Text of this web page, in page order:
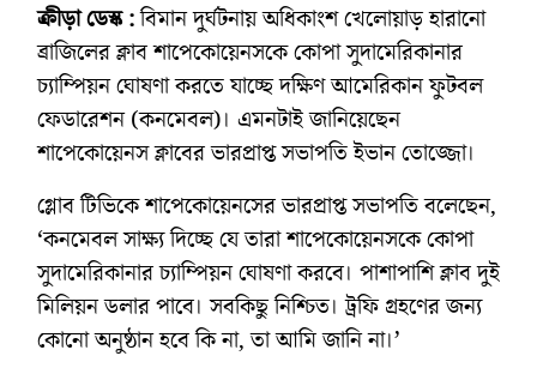
ক্রীড়া ডেস্ক :বিমান দুর্ঘটনায় অধিকাংশ খেলোয়াড় হারানো
ব্রাজিলের ক্লাব শাপেকোয়েনসকে কোপা সুদামেরিকানার
চ্যাম্পিয়ন ঘোষণা করতে যাচ্ছে দক্ষিণ আমেরিকান ফুটবল
ফেডারেশন (কনমেবল)। এমনটাই জানিয়েছেন
শাপেকোয়েনস ক্লাবের ভারপ্রাপ্ত সভাপতি ইভান তোজ্জো।
গ্লোব টিভিকে শাপেকোয়েনসের ভারপ্রাপ্ত সভাপতি বলেছেন,
‘কনমেবল সাক্ষ্য দিচ্ছে যে তারা শাপেকোয়েনসকে কোপা
সুদামেরিকানার চ্যাম্পিয়ন ঘোষণা করবে। পাশাপাশি ক্লাব দুই
মিলিয়ন ডলার পাবে। সবকিছু নিশ্চিত। ট্রফি গ্রহণের জন্য
কোনো অনুষ্ঠান হবে কি না, তা আমি জানি না।’